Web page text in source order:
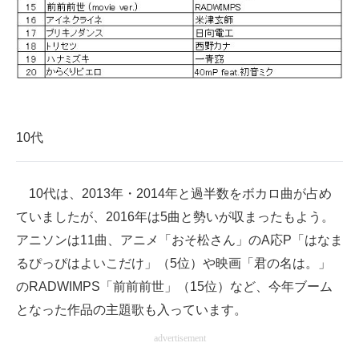
10代
10代は、2013年・2014年と過半数をボカロ曲が占め
ていましたが、2016年は5曲と勢いが収まったもよう。
アニソンは11曲、アニメ「おそ松さん」のA応P「はなま
るぴっぴはよいこだけ」（5位）や映画「君の名は。」
のRADWIMPS「前前前世」（15位）など、今年ブーム
となった作品の主題歌も入っています。
advertisement